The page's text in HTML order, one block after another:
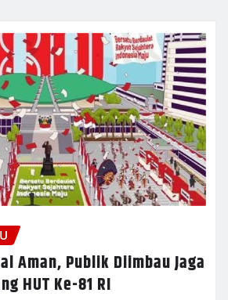
Aman, Publik Diimbau Jaga
HUT Ke-81 RI